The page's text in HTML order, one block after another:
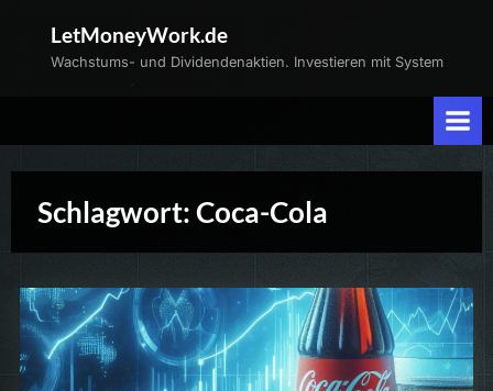
LetMoneyWork.de
Wachstums- und Dividendenaktien. Investieren mit System
Schlagwort:Coca-Cola